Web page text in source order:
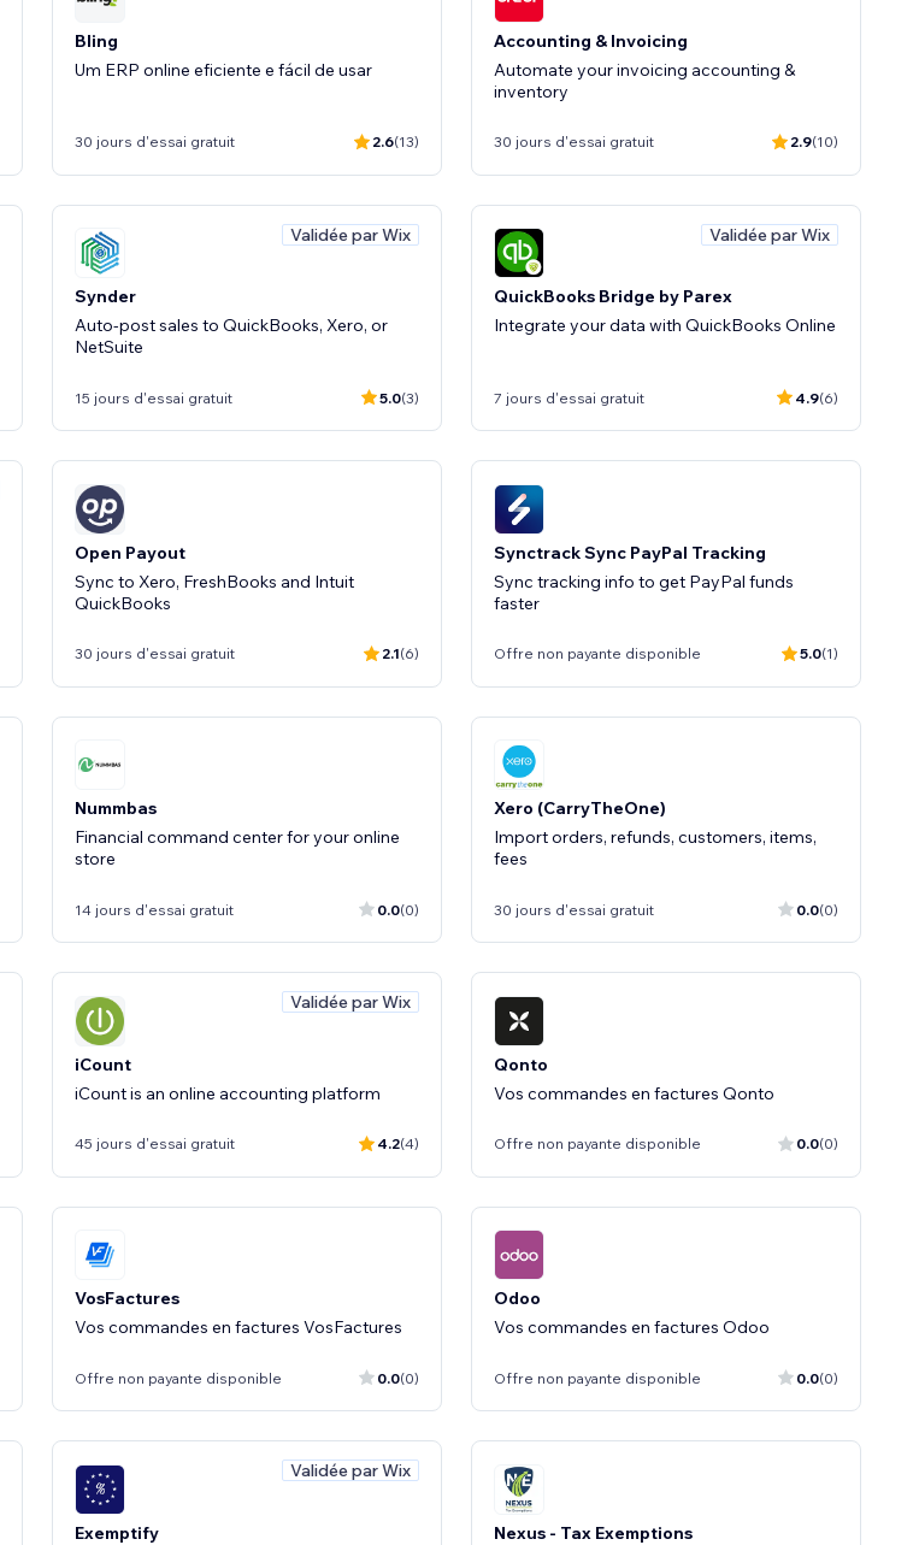
Bling
Um ERP online eficiente e fácil de usar
30 jours d'essai gratuit 2.6(13)
Accounting & Invoicing
Automate your invoicing accounting &
inventory
30 jours d'essai gratuit 2.9(10)
Validée par Wix
Synder
Auto-post sales to QuickBooks, Xero, or
NetSuite
15 jours d'essai gratuit 5.0(3)
Validée par Wix
QuickBooks Bridge by Parex
Integrate your data with QuickBooks Online
7 jours d'essai gratuit 4.9(6)
Open Payout
Sync to Xero, FreshBooks and Intuit
QuickBooks
30 jours d'essai gratuit 2.1(6)
Synctrack Sync PayPal Tracking
Sync tracking info to get PayPal funds
faster
Offre non payante disponible 5.0(1)
Nummbas
Financial command center for your online
store
14 jours d'essai gratuit 0.0(0)
Xero (CarryTheOne)
Import orders, refunds, customers, items,
fees
30 jours d'essai gratuit 0.0(0)
Validée par Wix
iCount
iCount is an online accounting platform
45 jours d'essai gratuit 4.2(4)
Qonto
Vos commandes en factures Qonto
Offre non payante disponible 0.0(0)
VosFactures
Vos commandes en factures VosFactures
Offre non payante disponible 0.0(0)
Odoo
Vos commandes en factures Odoo
Offre non payante disponible 0.0(0)
Validée par Wix
Exemptify
Nexus - Tax Exemptions